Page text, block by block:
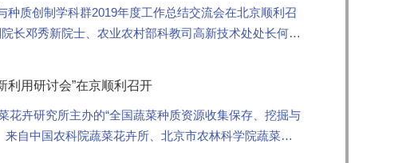
质创制学科群2019年度工作总结交流会在北京顺利召
长邓秀新院士、农业农村部科教司高新技术处处长何艺
利用研讨会”在京顺利召开
卉研究所主办的“全国蔬菜种质资源收集保存、挖掘与
自中国农科院蔬菜花卉所、北京市农林科学院蔬菜研